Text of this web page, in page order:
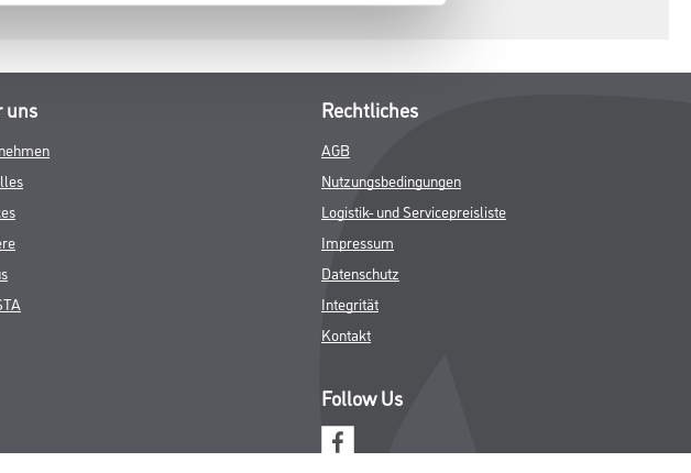
uns Rechtliches
AGB
Nutzungsbedingungen
Logistik- und Servicepreisliste
Impressum
Datenschutz
Integrität
Kontakt
Follow Us